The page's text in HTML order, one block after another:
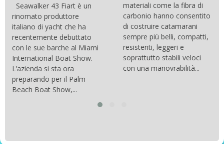
Seawalker 43 Fiart è un
rinomato produttore
italiano di yacht che ha
recentemente debuttato
con le sue barche al Miami
International Boat Show.
L’azienda si sta ora
preparando per il Palm
Beach Boat Show,...
materiali come la fibra di
carbonio hanno consentito
di costruire catamarani
sempre più belli, compatti,
resistenti, leggeri e
soprattutto stabili veloci
con una manovrabilità...